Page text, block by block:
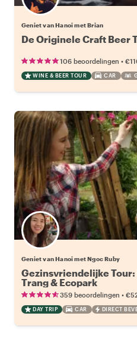
Geniet van Hanoi met Brian
De Originele Craft Beer
106 beoordelingen •
WINE & BEER TOUR CAR
Geniet van Hanoi met Ngoc Ruby
Gezinsvriendelijke
Trang & Ecopark
359 beoordelingen •
DAY TRIP CAR DIRECT